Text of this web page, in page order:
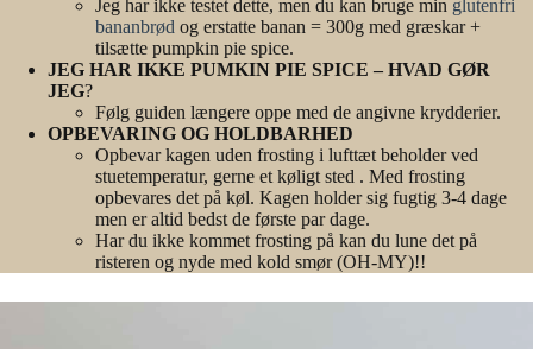
Jeg har ikke testet dette, men du kan bruge min glutenfri
bananbrød og erstatte banan = 300g med græskar +
tilsætte pumpkin pie spice.
JEG HAR IKKE PUMKIN PIE SPICE – HVAD GØR
JEG?
Følg guiden længere oppe med de angivne krydderier.
OPBEVARING OG HOLDBARHED
Opbevar kagen uden frosting i lufttæt beholder ved
stuetemperatur, gerne et køligt sted . Med frosting
opbevares det på køl. Kagen holder sig fugtig 3-4 dage
men er altid bedst de første par dage.
Har du ikke kommet frosting på kan du lune det på
risteren og nyde med kold smør (OH-MY)!!